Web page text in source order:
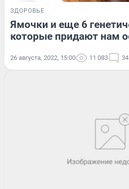
ЗДОРОВЬЕ
Ямочки и еще 6
которые придают нам
26 августа, 2022, 15:00 11 083 34